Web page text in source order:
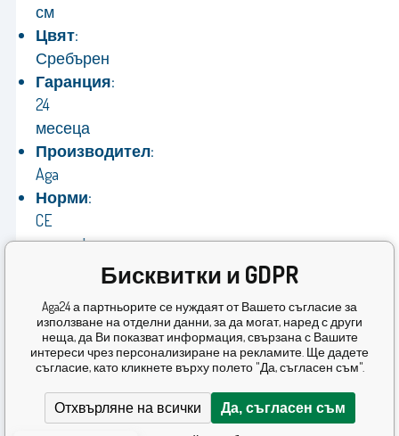
см
Цвят:
Сребърен
Гаранция:
24
месеца
Производител:
Aga
Норми:
CE
сертификат,
съответства
директивите
на
ЕС
Бисквитки и GDPR
Aga24 а партньорите се нуждаят от Вашето съгласие за
използване на отделни данни, за да могат, наред с други
неща, да Ви показват информация, свързана с Вашите
интереси чрез персонализиране на рекламите. Ще дадете
съгласие, като кликнете върху полето "Да, съгласен съм".
Отхвърляне на всички Да, съгласен съм